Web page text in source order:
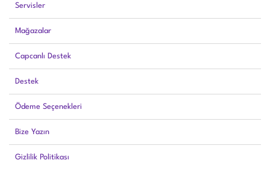
Servisler
Mağazalar
Capcanlı Destek
Destek
Ödeme Seçenekleri
Bize Yazın
Gizlilik Politikası